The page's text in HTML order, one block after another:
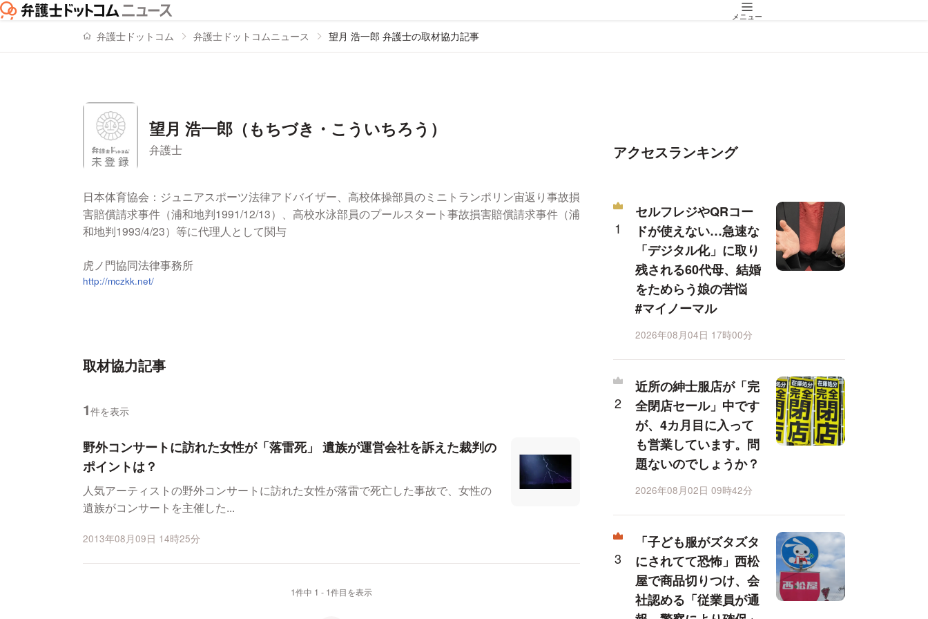
メニュー
弁護士ドットコム 弁護士ドットコムニュース 望月 浩一郎 弁護士の取材協力記事
望月 浩一郎（もちづき・こういちろう）
弁護士
日本体育協会：ジュニアスポーツ法律アドバイザー、高校体操部員のミニトランポリン宙返り事故損
害賠償請求事件（浦和地判1991/12/13）、高校水泳部員のプールスタート事故損害賠償請求事件（浦
和地判1993/4/23）等に代理人として関与
虎ノ門協同法律事務所
http://mczkk.net/
取材協力記事
1件を表示
野外コンサートに訪れた女性が「落雷死」 遺族が運営会社を訴えた裁判の
ポイントは？
人気アーティストの野外コンサートに訪れた女性が落雷で死亡した事故で、女性の
遺族がコンサートを主催した...
2013年08月09日 14時25分
1件中 1 - 1件目を表示
アクセスランキング
セルフレジやQRコー
ドが使えない…急速な
「デジタル化」に取り
残される60代母、結婚
をためらう娘の苦悩
#マイノーマル
2026年08月04日 17時00分
近所の紳士服店が「完
全閉店セール」中です
が、4カ月目に入って
も営業しています。問
題ないのでしょうか？
2026年08月02日 09時42分
「子ども服がズタズタ
にされてて恐怖」西松
屋で商品切りつけ、会
社認める「従業員が通